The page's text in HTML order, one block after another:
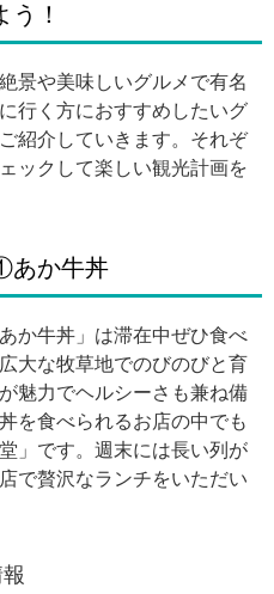
！
景や美味しいグルメで有名
行く方におすすめしたいグ
紹介していきます。それぞ
ックして楽しい観光計画を
あか牛丼
か牛丼」は滞在中ぜひ食べ
大な牧草地でのびのびと育
魅力でヘルシーさも兼ね備
を食べられるお店の中でも
」です。週末には長い列が
で贅沢なランチをいただい